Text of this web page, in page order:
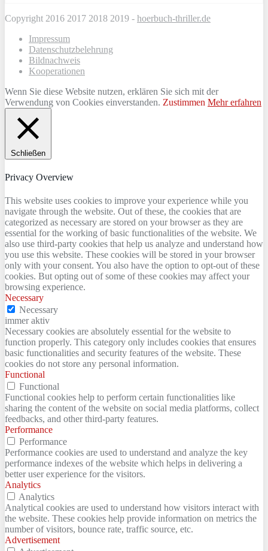
Copyright 2016 2017 2018 2019 - hoerbuch-thriller.de
Impressum
Datenschutzbelehrung
Bildnachweis
Kooperationen
Wenn Sie diese Website nutzen, erklären Sie sich mit der
Verwendung von Cookies einverstanden. Zustimmen Mehr erfahren
Schließen
Privacy Overview
This website uses cookies to improve your experience while you
navigate through the website. Out of these, the cookies that are
categorized as necessary are stored on your browser as they are
essential for the working of basic functionalities of the website. We
also use third-party cookies that help us analyze and understand how
you use this website. These cookies will be stored in your browser
only with your consent. You also have the option to opt-out of these
cookies. But opting out of some of these cookies may affect your
browsing experience.
Necessary
Necessary
immer aktiv
Necessary cookies are absolutely essential for the website to
function properly. This category only includes cookies that ensures
basic functionalities and security features of the website. These
cookies do not store any personal information.
Functional
Functional
Functional cookies help to perform certain functionalities like
sharing the content of the website on social media platforms, collect
feedbacks, and other third-party features.
Performance
Performance
Performance cookies are used to understand and analyze the key
performance indexes of the website which helps in delivering a
better user experience for the visitors.
Analytics
Analytics
Analytical cookies are used to understand how visitors interact with
the website. These cookies help provide information on metrics the
number of visitors, bounce rate, traffic source, etc.
Advertisement